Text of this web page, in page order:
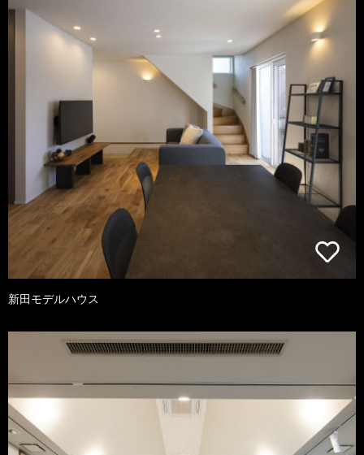
新田モデルハウス